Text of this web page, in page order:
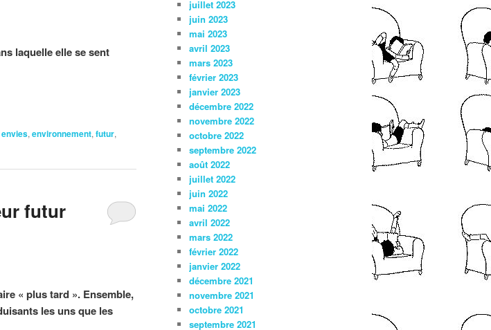
laquelle elle se sent
envies, environnement, futur,
futur
« plus tard ». Ensemble,
les uns que les
juillet 2023
juin 2023
mai 2023
avril 2023
mars 2023
février 2023
janvier 2023
décembre 2022
novembre 2022
octobre 2022
septembre 2022
août 2022
juillet 2022
juin 2022
mai 2022
avril 2022
mars 2022
février 2022
janvier 2022
décembre 2021
novembre 2021
octobre 2021
septembre 2021